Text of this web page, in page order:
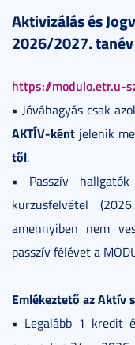
Aktivizálás és
2026/2027.
https://modulo.etr.u-
• Jóváhagyás csak
AKTÍV-ként jelenik
től.
• Passzív
kurzusfelvétel
amennyiben nem
passzív félévet a
Emlékeztető az Aktív
• Legalább 1 kredit